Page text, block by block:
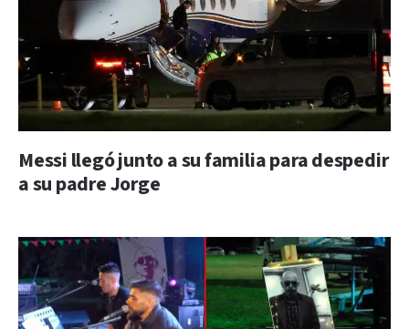
Messi llegó junto a su familia para despedir
a su padre Jorge